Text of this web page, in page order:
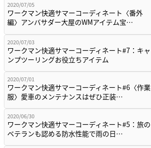
2020/07/05
ワークマン快適サマーコーディネート〈番外
編〉アンバサダー大屋のWMアイテム宝…
2020/07/03
ワークマン快適サマーコーディネート#7：キャ
ンプツーリングお役立ちアイテム
2020/07/01
ワークマン快適サマーコーディネート#6〈作業
服〉愛車のメンテナンスはぜひ正装…
2020/06/30
ワークマン快適サマーコーディネート#5：旅の
ベテランも認める防水性能で雨の日…